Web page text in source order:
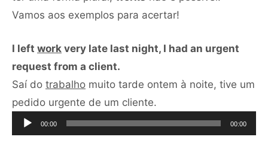
Vamos aos exemplos para acertar!
I left work very late last night, I had an urgent
request from a client.
Saí do trabalho muito tarde ontem à noite, tive um
pedido urgente de um cliente.
de
áudio
00:00 00:00